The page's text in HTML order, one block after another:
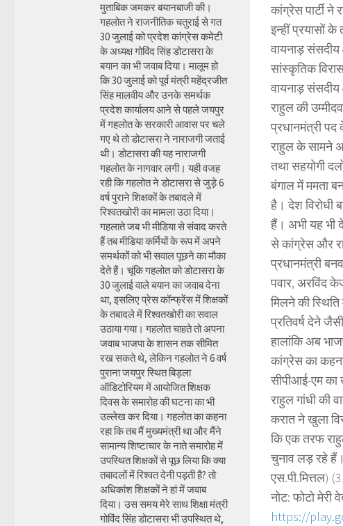
कांग्रेस पार्टी
इन्हीं प्रयासों
वायनाड़
सांस्कृतिक
वायनाड़
राहुल की
प्रधानमंत्री पद
राहुल के सामने
तथा सहयोगी
बंगाल में ममता
है। देश विरोधी
हैं। अभी यह भी
से कांग्रेस और
प्रधानमंत्री
पवार, अरविंद
मिलने की
प्रतिवर्ष देने
हालांकि अब
कांग्रेस का
सीपीआई-एम का
राहुल गांधी की
करात ने खुला
कि एक तरफ
चुनाव लड़ रहे हैं।
एस.पी.मित्तल)
नोट: फोटो मेरी
https://
मुताबिक जमकर बयानबाजी की।
गहलोत ने राजनीतिक चतुराई से गत
30 जुलाई को प्रदेश कांग्रेस कमेटी
के अध्यक्ष गोविंद सिंह डोटासरा के
बयान का भी जवाब दिया। मालूम हो
कि 30 जुलाई को पूर्व मंत्री महेंद्रजीत
सिंह मालवीय और उनके समर्थक
प्रदेश कार्यालय आने से पहले जयपुर
में गहलोत के सरकारी आवास पर चले
गए थे तो डोटासरा ने नाराजगी जताई
थी। डोटासरा की यह नाराजगी
गहलोत के नागवार लगी। यही वजह
रही कि गहलोत ने डोटासरा से जुड़े 6
वर्ष पुराने शिक्षकों के तबादले में
रिश्वतखोरी का मामला उठा दिया।
गहलाते जब भी मीडिया से संवाद करते
हैं तब मीडिया कर्मियों के रूप में अपने
समर्थकों को भी सवाल पूछने का मौका
देते हैं। चूंकि गहलोत को डोटासरा के
30 जुलाई वाले बयान का जवाब देना
था, इसलिए प्रेस कॉन्फ्रेंस में शिक्षकों
के तबादले में रिश्वतखोरी का सवाल
उठाया गया। गहलोत चाहते तो अपना
जवाब भाजपा के शासन तक सीमित
रख सकते थे, लेकिन गहलोत ने 6 वर्ष
पुराना जयपुर स्थित बिड़ला
ऑडिटोरियम में आयोजित शिक्षक
दिवस के समारोह की घटना का भी
उल्लेख कर दिया। गहलोत का कहना
रहा कि तब मैं मुख्यमंत्री था और मैंने
सामान्य शिष्टाचार के नाते समारोह में
उपस्थित शिक्षकों से पूछ लिया कि क्या
तबादलों में रिश्वत देनी पड़ती है? तो
अधिकांश शिक्षकों ने हां में जवाब
दिया। उस समय मेरे साथ शिक्षा मंत्री
गोविंद सिंह डोटासरा भी उपस्थित थे,